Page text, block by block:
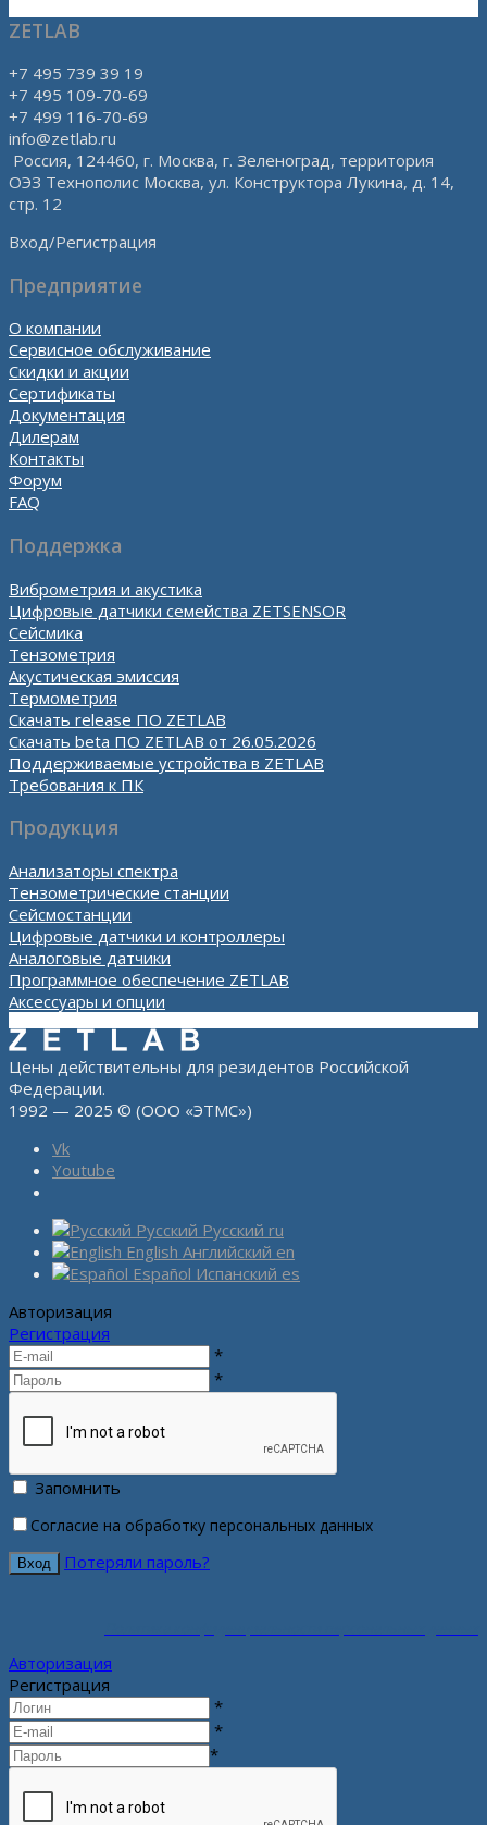
ZETLAB
+7 495 739 39 19
+7 495 109-70-69
+7 499 116-70-69
info@zetlab.ru
Россия, 124460, г. Москва, г. Зеленоград, территория
ОЭЗ Технополис Москва, ул. Конструктора Лукина, д. 14,
стр. 12
Вход/Регистрация
Предприятие
О компании
Сервисное обслуживание
Скидки и акции
Сертификаты
Документация
Дилерам
Контакты
Форум
FAQ
Поддержка
Виброметрия и акустика
Цифровые датчики семейства ZETSENSOR
Сейсмика
Тензометрия
Акустическая эмиссия
Термометрия
Скачать release ПО ZETLAB
Скачать beta ПО ZETLAB от 26.05.2026
Поддерживаемые устройства в ZETLAB
Требования к ПК
Продукция
Анализаторы спектра
Тензометрические станции
Сейсмостанции
Цифровые датчики и контроллеры
Аналоговые датчики
Программное обеспечение ZETLAB
Аксессуары и опции
Цены действительны для резидентов Российской
Федерации.
1992 — 2025 © (ООО «ЭТМС»)
Vk
Youtube
Русский Русский ru
English Английский en
Español Испанский es
Авторизация
Регистрация
*
*
Запомнить
Согласие на обработку персональных данных
Потеряли пароль?
Авторизация
Регистрация
*
*
*